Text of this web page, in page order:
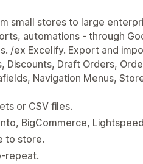
small stores to large
automations - through
/ex Excelify. Export and
Draft Orders,
Navigation Menus,
or CSV files.
BigCommerce,
to store.
repeat.